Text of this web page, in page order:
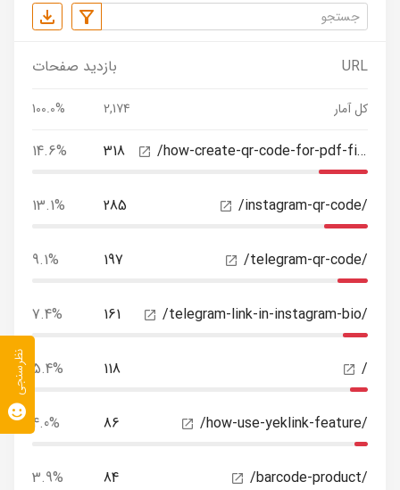
URL بازدید صفحات
کل آمار 2,174
100.0%
/how-create-qr-code-for-pdf-files/
318
14.6%
/instagram-qr-code/
285
13.1%
/telegram-qr-code/
197
9.1%
/telegram-link-in-instagram-bio/
161
7.4%
/
118
5.4%
/how-use-yeklink-feature/
86
4.0%
/barcode-product/
84
3.9%
نظرسنجی